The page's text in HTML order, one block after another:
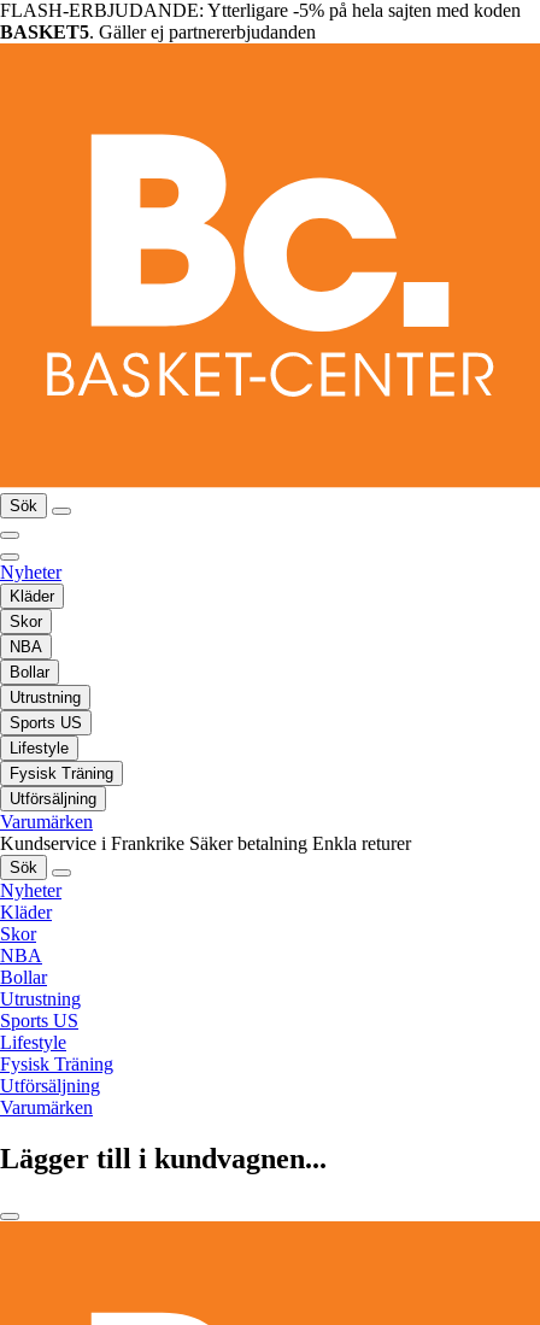
FLASH-ERBJUDANDE: Ytterligare -5% på hela sajten med koden
BASKET5. Gäller ej partnererbjudanden
Sök
Nyheter
Kläder
Skor
NBA
Bollar
Utrustning
Sports US
Lifestyle
Fysisk Träning
Utförsäljning
Varumärken
Kundservice i Frankrike Säker betalning Enkla returer
Sök
Nyheter
Kläder
Skor
NBA
Bollar
Utrustning
Sports US
Lifestyle
Fysisk Träning
Utförsäljning
Varumärken
Lägger till i kundvagnen...